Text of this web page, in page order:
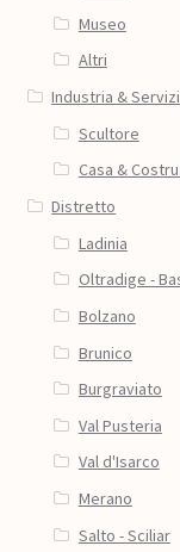
Museo
Altri
Industria & Servizi
Scultore
Casa &
Distretto
Ladinia
Oltradige -
Bolzano
Brunico
Burgraviato
Val Pusteria
Val d'Isarco
Merano
Salto - Sciliar